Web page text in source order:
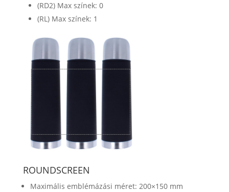
(RD2) Max színek: 0
(RL) Max színek: 1
ROUNDSCREEN
Maximális emblémázási méret: 200×150 mm